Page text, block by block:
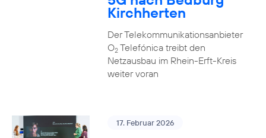
Kirchherten
Der Telekommunikationsanbieter
O2Telefónica treibt den
Netzausbau im Rhein-Erft-Kreis
weiter voran
17. Februar 2026